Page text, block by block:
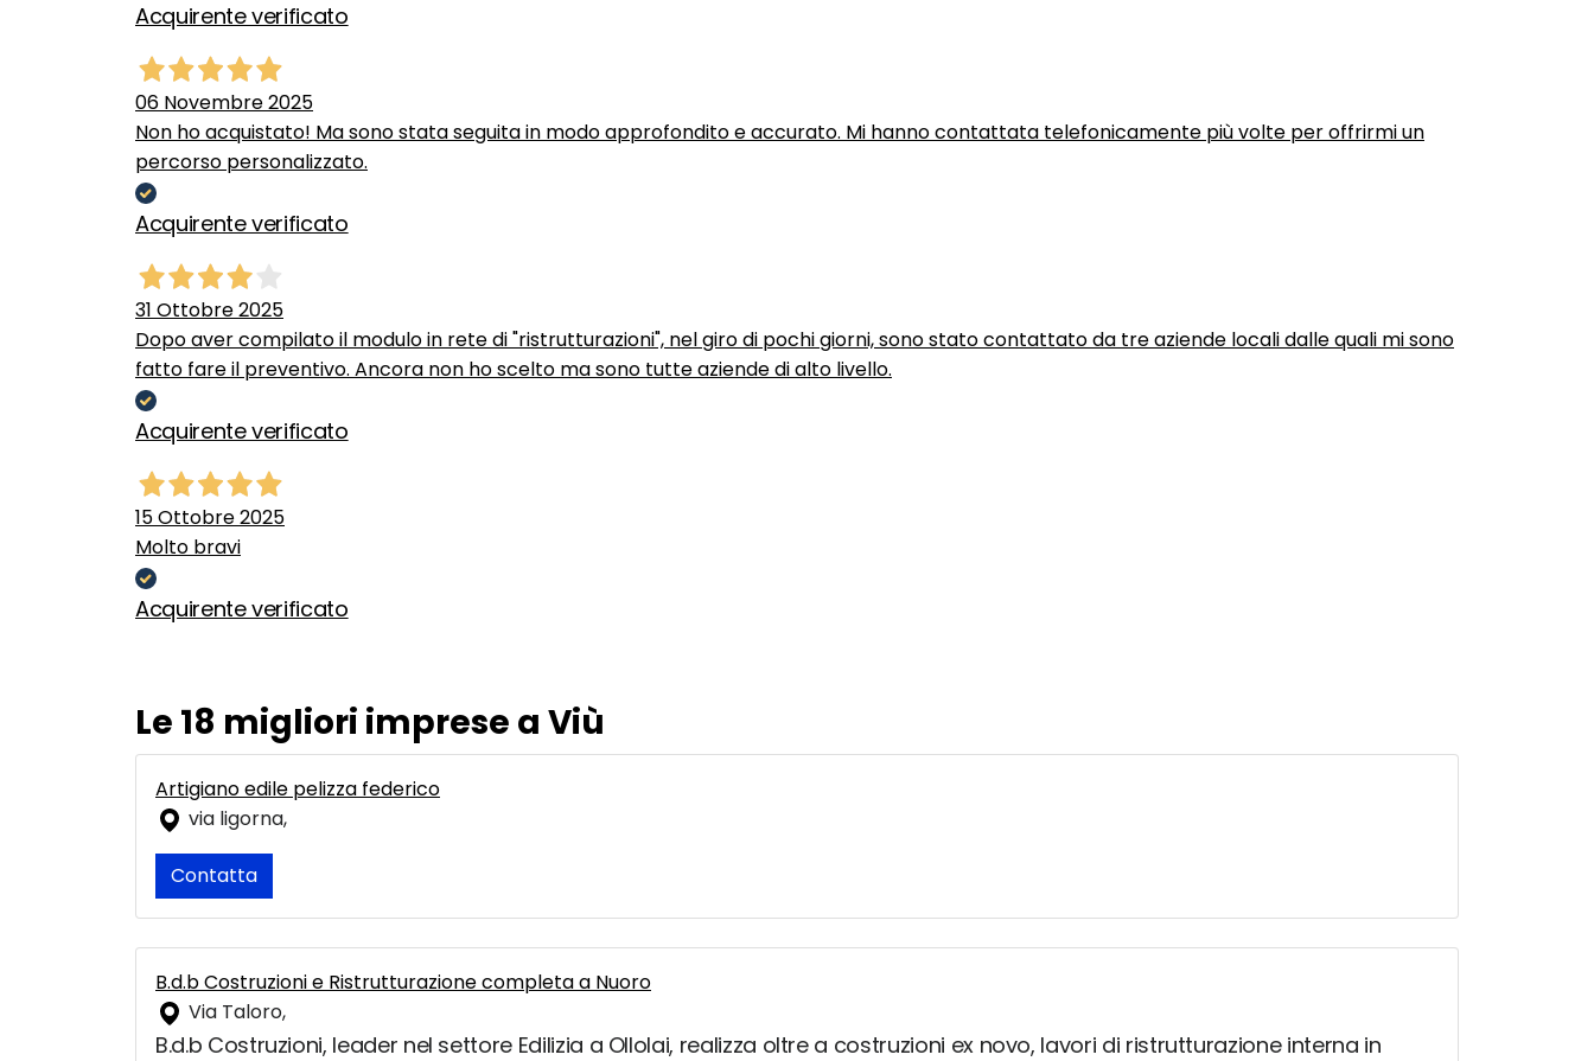
Acquirente verificato
06 Novembre 2025
Non ho acquistato! Ma sono stata seguita in modo approfondito e accurato. Mi hanno contattata telefonicamente più volte per offrirmi un
percorso personalizzato.
Acquirente verificato
31 Ottobre 2025
Dopo aver compilato il modulo in rete di "ristrutturazioni", nel giro di pochi giorni, sono stato contattato da tre aziende locali dalle quali mi sono
fatto fare il preventivo. Ancora non ho scelto ma sono tutte aziende di alto livello.
Acquirente verificato
15 Ottobre 2025
Molto bravi
Acquirente verificato
Le 18 migliori imprese a Viù
Artigiano edile pelizza federico
via ligorna,
Contatta
B.d.b Costruzioni e Ristrutturazione completa a Nuoro
Via Taloro,
B.d.b Costruzioni, leader nel settore Edilizia a Ollolai, realizza oltre a costruzioni ex novo, lavori di ristrutturazione interna in